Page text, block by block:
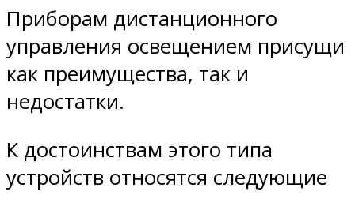
Приборам дистанционного
управления освещением присущи
как преимущества, так и
недостатки.
К достоинствам этого типа
устройств относятся следующие